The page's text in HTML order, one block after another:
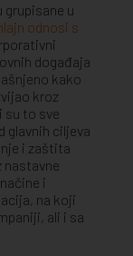
u
odnosi s
događaja
kako
kroz
su to sve
glavnih ciljeva
i zaštita
nastavne
i
na koji
ali i sa